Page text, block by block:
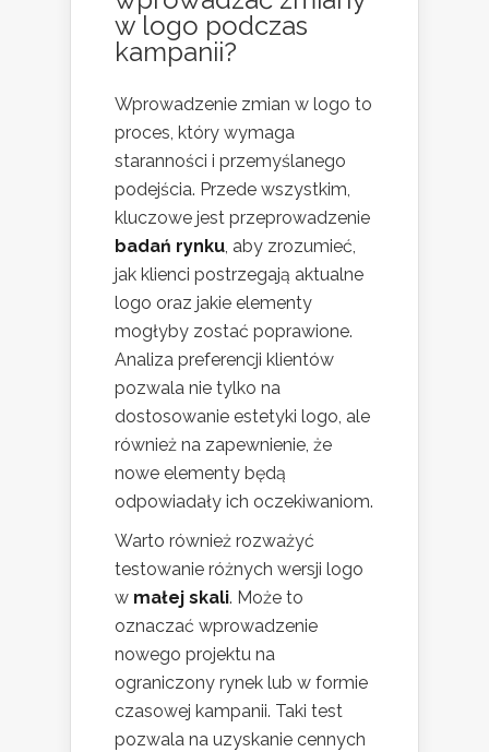
w logo podczas
kampanii?
Wprowadzenie zmian w logo to
proces, który wymaga
staranności i przemyślanego
podejścia. Przede wszystkim,
kluczowe jest przeprowadzenie
badań rynku , aby zrozumieć,
jak klienci postrzegają aktualne
logo oraz jakie elementy
mogłyby zostać poprawione.
Analiza preferencji klientów
pozwala nie tylko na
dostosowanie estetyki logo, ale
również na zapewnienie, że
nowe elementy będą
odpowiadały ich oczekiwaniom.
Warto również rozważyć
testowanie różnych wersji logo
w małej skali. Może to
oznaczać wprowadzenie
nowego projektu na
ograniczony rynek lub w formie
czasowej kampanii. Taki test
pozwala na uzyskanie cennych